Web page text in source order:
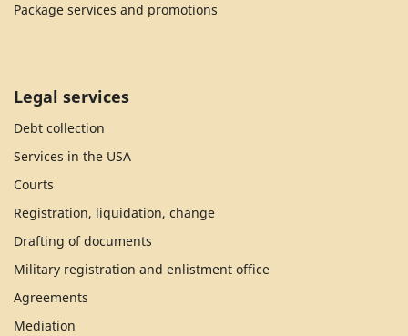
Package services and promotions
Legal services
Debt collection
Services in the USA
Courts
Registration, liquidation, change
Drafting of documents
Military registration and enlistment office
Agreements
Mediation